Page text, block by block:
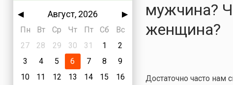
◀ Август, 2026
▶
Пн
Вт Ср Чт Пт Сб
Вс
27
28 29 30 31 1
2
3
4 5 6 7 8
9
10
11 12 13 14 15
16
мужчина?
женщина?
Достаточно часто нам